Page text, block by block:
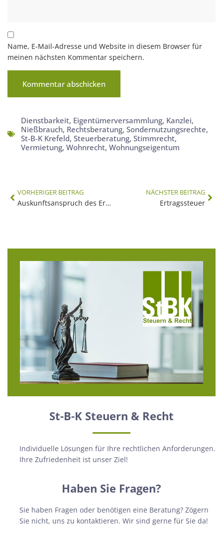
Name, E-Mail-Adresse und Website in diesem Browser für
meinen nächsten Kommentar speichern.
Dienstbarkeit, Eigentümerversammlung, Kanzlei,
Nießbrauch, Rechtsberatung, Sondernutzungsrechte,
St-B-K Krefeld, Steuerberatung, Stimmrecht,
Vermietung, Wohnrecht, Wohnungseigentum
VORHERIGER BEITRAG
Auskunftsanspruch des Erben
NÄCHSTER BEITRAG
Ertragssteuer
St-B-K Steuern & Recht
Individuelle Lösungen für Ihre rechtlichen Anforderungen.
Ihre Zufriedenheit ist unser Ziel!
Haben Sie Fragen?
Sie haben Fragen oder benötigen eine Beratung? Zögern
Sie nicht, uns zu kontaktieren. Wir sind gerne für Sie da!